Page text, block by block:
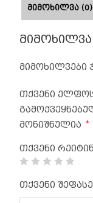
ᲛᲘᲛᲝᲮᲘᲚᲕᲐ (0)
მიმოხილვა
მიმოხილვები
თქვენი
მონიშნულია
*
თქვენი
თქვენი